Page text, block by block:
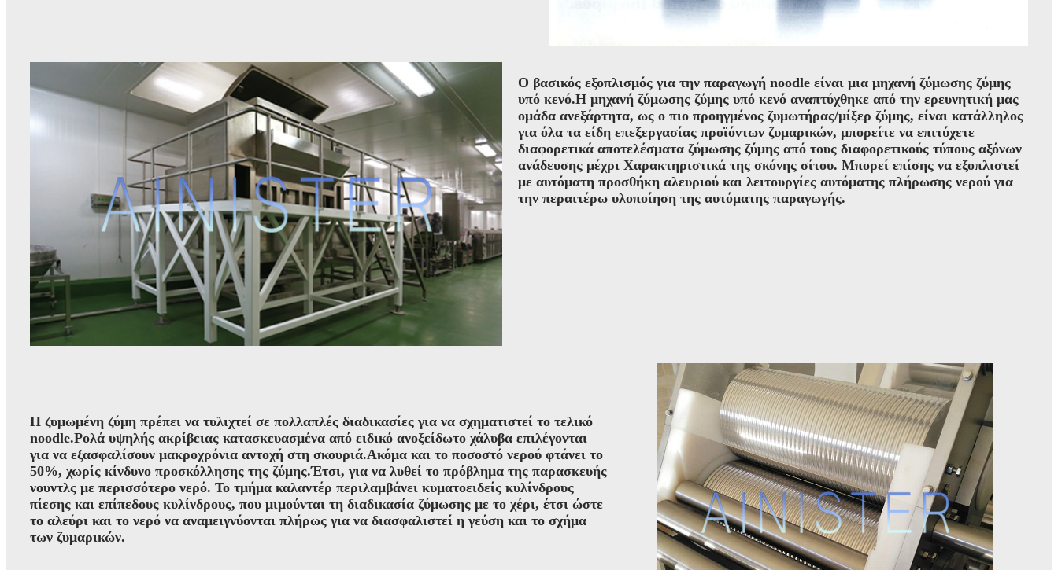
Ο βασικός εξοπλισμός για την παραγωγή noodle είναι μια μηχανή ζύμωσης ζύμης
υπό κενό.Η μηχανή ζύμωσης ζύμης υπό κενό αναπτύχθηκε από την ερευνητική μας
ομάδα ανεξάρτητα, ως ο πιο προηγμένος ζυμωτήρας/μίξερ ζύμης, είναι κατάλληλος
για όλα τα είδη επεξεργασίας προϊόντων ζυμαρικών, μπορείτε να επιτύχετε
διαφορετικά αποτελέσματα ζύμωσης ζύμης από τους διαφορετικούς τύπους αξόνων
ανάδευσης μέχρι Χαρακτηριστικά της σκόνης σίτου. Μπορεί επίσης να εξοπλιστεί
με αυτόματη προσθήκη αλευριού και λειτουργίες αυτόματης πλήρωσης νερού για
την περαιτέρω υλοποίηση της αυτόματης παραγωγής.
Η ζυμωμένη ζύμη πρέπει να τυλιχτεί σε πολλαπλές διαδικασίες για να σχηματιστεί το τελικό
noodle.Ρολά υψηλής ακρίβειας κατασκευασμένα από ειδικό ανοξείδωτο χάλυβα επιλέγονται
για να εξασφαλίσουν μακροχρόνια αντοχή στη σκουριά.Ακόμα και το ποσοστό νερού φτάνει το
50%, χωρίς κίνδυνο προσκόλλησης της ζύμης.Έτσι, για να λυθεί το πρόβλημα της παρασκευής
νουντλς με περισσότερο νερό. Το τμήμα καλαντέρ περιλαμβάνει κυματοειδείς κυλίνδρους
πίεσης και επίπεδους κυλίνδρους, που μιμούνται τη διαδικασία ζύμωσης με το χέρι, έτσι ώστε
το αλεύρι και το νερό να αναμειγνύονται πλήρως για να διασφαλιστεί η γεύση και το σχήμα
των ζυμαρικών.